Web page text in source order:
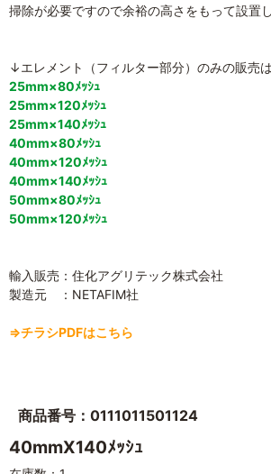
掃除が必要ですので余裕の高さをもって設置
↓エレメント（フィルター部分）のみの販売
25mm×80ﾒｯｼｭ
25mm×120ﾒｯｼｭ
25mm×140ﾒｯｼｭ
40mm×80ﾒｯｼｭ
40mm×120ﾒｯｼｭ
40mm×140ﾒｯｼｭ
50mm×80ﾒｯｼｭ
50mm×120ﾒｯｼｭ
輸入販売：住化アグリテック株式会社
製造元 ：NETAFIM社
⇒チラシPDFはこちら
商品番号：0111011501124
40mmX140ﾒｯｼｭ